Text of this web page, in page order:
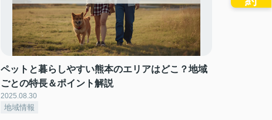
ペットと暮らしやすい熊本のエリアはどこ？地域
ごとの特長＆ポイント解説
2025.08.30
地域情報